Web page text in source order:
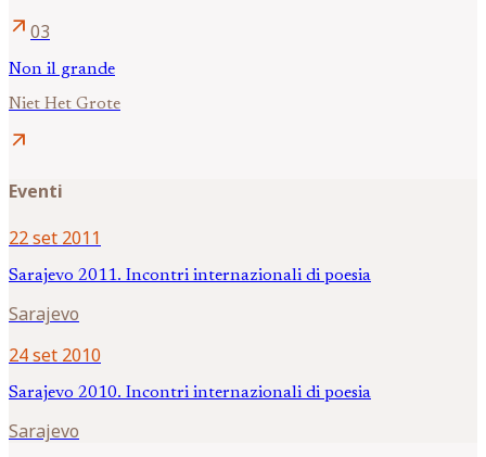
arrow_outward 03
Non il grande
Niet Het Grote
arrow_outward
Eventi
22 set 2011
Sarajevo 2011. Incontri internazionali di poesia
Sarajevo
24 set 2010
Sarajevo 2010. Incontri internazionali di poesia
Sarajevo